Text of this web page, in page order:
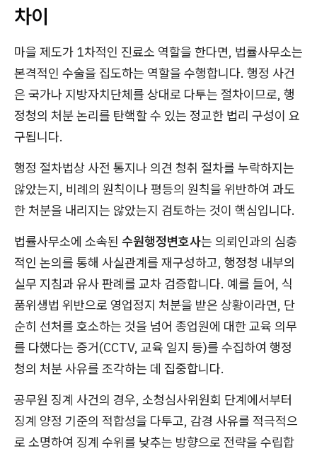
차이
마을 제도가 1차적인 진료소 역할을 한다면, 법률사무소는
본격적인 수술을 집도하는 역할을 수행합니다. 행정 사건
은 국가나 지방자치단체를 상대로 다투는 절차이므로, 행
정청의 처분 논리를 탄핵할 수 있는 정교한 법리 구성이 요
구됩니다.
행정 절차법상 사전 통지나 의견 청취 절차를 누락하지는
않았는지, 비례의 원칙이나 평등의 원칙을 위반하여 과도
한 처분을 내리지는 않았는지 검토하는 것이 핵심입니다.
법률사무소에 소속된 수원행정변호사는 의뢰인과의 심층
적인 논의를 통해 사실관계를 재구성하고, 행정청 내부의
실무 지침과 유사 판례를 교차 검증합니다. 예를 들어, 식
품위생법 위반으로 영업정지 처분을 받은 상황이라면, 단
순히 선처를 호소하는 것을 넘어 종업원에 대한 교육 의무
를 다했다는 증거(CCTV, 교육 일지 등)를 수집하여 행정
청의 처분 사유를 조각하는 데 집중합니다.
공무원 징계 사건의 경우, 소청심사위원회 단계에서부터
징계 양정 기준의 적합성을 다투고, 감경 사유를 적극적으
로 소명하여 징계 수위를 낮추는 방향으로 전략을 수립합